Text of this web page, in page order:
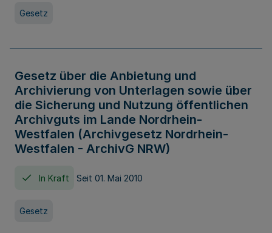
Gesetz
Gesetz über die Anbietung und
Archivierung von Unterlagen sowie über
die Sicherung und Nutzung öffentlichen
Archivguts im Lande Nordrhein-
Westfalen (Archivgesetz Nordrhein-
Westfalen - ArchivG NRW)
In Kraft Seit 01. Mai 2010
Gesetz